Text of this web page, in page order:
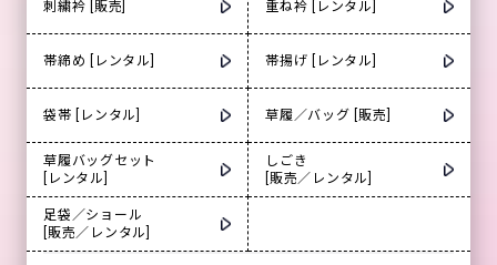
刺繍衿 [販売] 重ね衿 [レンタル]
帯締め [レンタル] 帯揚げ [レンタル]
袋帯 [レンタル] 草履／バッグ [販売]
草履バッグセット
[レンタル]
しごき
[販売／レンタル]
足袋／ショール
[販売／レンタル]